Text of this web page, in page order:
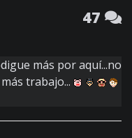
47
más por aquí...no
trabajo...